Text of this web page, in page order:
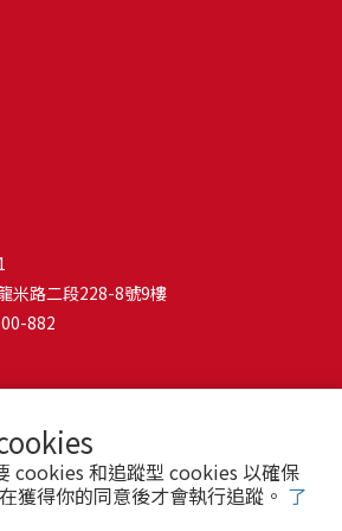
cookies 和追蹤型 cookies 以確保
獲得你的同意後才會執行追蹤。 了
常見問題Q1: 幾個月大的幼犬最適合開始訓
首日開始（約8-10週大）。3-16週是社會
在5-10分鐘內。Q2: 幼犬如廁訓練需要多久
現不當啃咬時堅定說「不」，並引導至適
時間表，成功時立即獎勵。限制活動範圍並
責罵，使用專用除臭劑徹底清理。Q5: 幼犬
出原因（尋求注意力、警戒、焦慮）。訓練
時獎勵。避免對吠叫作出反應，確保充分
康。懲罰可能導致恐懼或攻擊行為，破壞
進社交化，從友善成犬開始。不強迫互動，
慮參加專業幼犬社交課程。Q8: 幼犬分離焦
短暫分離，逐漸延長。離開和返家時保持低
玩具，建立可預測的離家儀式。每隻幼犬
能變得敏感，導致糞便變軟或拉稀。如果
，貓咪的腸胃就可能跟著「鬧脾氣」。冬
厚毯，避免冷風直吹。夏天補充水分，可
容易讓貓咪腸胃受影響。重點提醒：換季
狀況，適當調整環境，幫助毛孩適應！ 貓
就要小心可能是 寄生蟲感染（如蛔蟲、鈎
道疾病。這類情況會影響營養吸收，長期
瘦、免疫力下降。定期驅蟲（幼貓建議每
月一次）。觀察貓咪精神狀態，如果還伴隨
早就醫。重點提醒：如果貓咪拉肚子超過 2
帶去獸醫院檢查！ 貓咪拉肚子原因5. 情緒
影響人類，也會影響貓咪的腸胃！過度緊
聲、大聲喧嘩），都可能讓貓咪拉肚子。
對變化的適應力比較低，壓力一大，腸胃
來源，盡量讓貓咪的作息固定。給貓咪陪
的貓毛是不是很抓狂？別擔心！其實只要
方式，就能有效減少貓咪掉毛情況。從梳
養調整，這些小撇步不僅能幫助貓咪維持
法1：勤勞梳毛養貓必備神器就是各種梳子
效的掉毛控制方法。定期梳理可以幫貓咪
週期：短毛貓每週梳1-2次，長毛貓則建議
的梳具也很重要，可以準備橡膠刷、鬃毛刷
選擇。記得將梳毛變成愉快的日常儀式，
間，也讓貓咪享受被梳理的舒適感！預防
「貓咪會自己清潔，不需要洗澡」這個想法
的洗澡能幫助貓咪清除死毛和皮屑，減少
內貓咪1-3個月洗一次就足夠，過度洗澡反
專為貓咪設計的溫和洗毛精，洗後一定要
皮膚問題。如果貓咪特別害怕洗澡，可以
購買單價較低的入門款，觀察一下貓咪的
「豪宅」！ 項目費用用品貓碗$300貓窩
$500貓抓板$300外出籠$1,000一次性養貓
物，可以準備一個專屬他的「寶座」，當
不需要外出進行放電，但在家中還是需要擺
貓咪玩耍，貓跳台與貓窩相同，能給予貓
次性養貓用品相關花費4：貓砂盆貓咪排泄
型大小，不宜過小。一次性養貓用品相關
牠們放肆磨爪的貓抓板。一次性養貓用品
平常也可以適度讓貓咪適應外出籠，避免
拒。總結來說貓咪在健康及用品的一次性
11600不等。雖說金額看起來不少，但以上
米路二段228-8號9樓
882